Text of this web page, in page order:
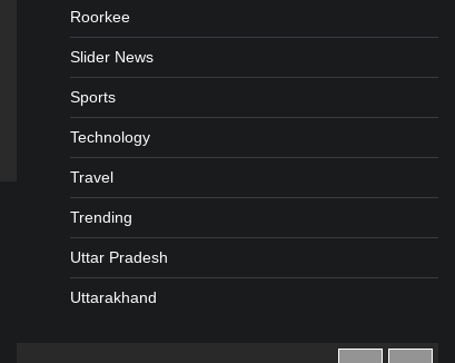
Roorkee
Slider News
Sports
Technology
Travel
Trending
Uttar Pradesh
Uttarakhand